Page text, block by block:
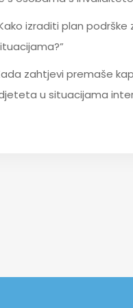
izraditi plan podrške
zahtjevi premaše
u situacijama